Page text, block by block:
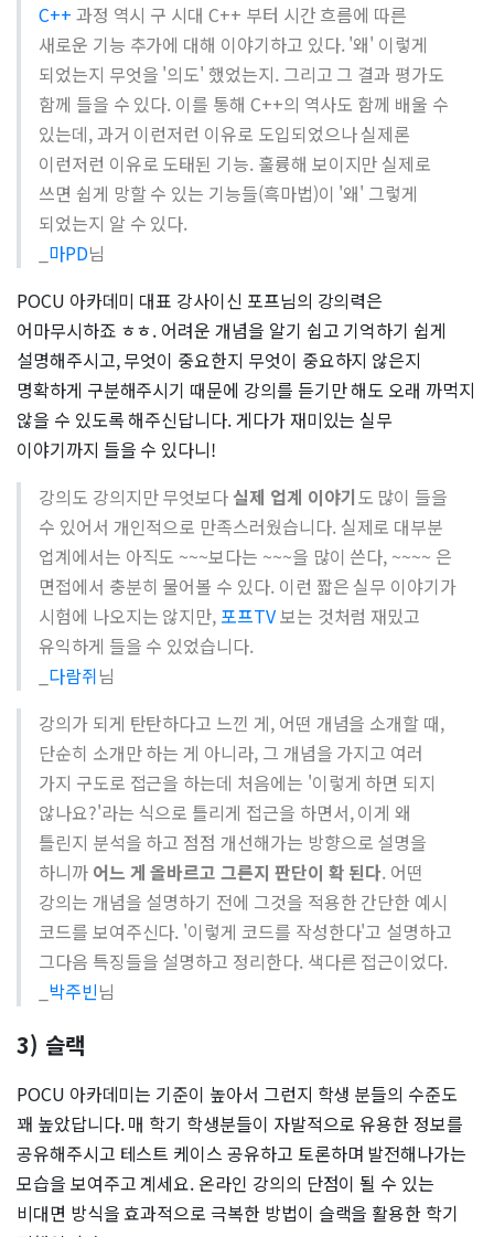
C++ 과정 역시 구 시대 C++ 부터 시간 흐름에 따른
새로운 기능 추가에 대해 이야기하고 있다. '왜' 이렇게
되었는지 무엇을 '의도' 했었는지. 그리고 그 결과 평가도
함께 들을 수 있다. 이를 통해 C++의 역사도 함께 배울 수
있는데, 과거 이런저런 이유로 도입되었으나 실제론
이런저런 이유로 도태된 기능. 훌륭해 보이지만 실제로
쓰면 쉽게 망할 수 있는 기능들(흑마법)이 '왜' 그렇게
되었는지 알 수 있다.
마PD님
POCU 아카데미 대표 강사이신 포프님의 강의력은
어마무시하죠 ㅎㅎ. 어려운 개념을 알기 쉽고 기억하기 쉽게
설명해주시고, 무엇이 중요한지 무엇이 중요하지 않은지
명확하게 구분해주시기 때문에 강의를 듣기만 해도 오래 까먹지
않을 수 있도록 해주신답니다. 게다가 재미있는 실무
이야기까지 들을 수 있다니!
강의도 강의지만 무엇보다 실제 업계 이야기도 많이 들을
수 있어서 개인적으로 만족스러웠습니다. 실제로 대부분
업계에서는 아직도 ~~~보다는 ~~~을 많이 쓴다, ~~~~ 은
면접에서 충분히 물어볼 수 있다. 이런 짧은 실무 이야기가
시험에 나오지는 않지만, 포프TV보는 것처럼 재밌고
유익하게 들을 수 있었습니다.
다람쥐님
강의가 되게 탄탄하다고 느낀 게, 어떤 개념을 소개할 때,
단순히 소개만 하는 게 아니라, 그 개념을 가지고 여러
가지 구도로 접근을 하는데 처음에는 '이렇게 하면 되지
않나요?'라는 식으로 틀리게 접근을 하면서, 이게 왜
틀린지 분석을 하고 점점 개선해가는 방향으로 설명을
하니까 어느 게 올바르고 그른지 판단이 확 된다. 어떤
강의는 개념을 설명하기 전에 그것을 적용한 간단한 예시
코드를 보여주신다. '이렇게 코드를 작성한다'고 설명하고
그다음 특징들을 설명하고 정리한다. 색다른 접근이었다.
박주빈님
3) 슬랙
POCU 아카데미는 기준이 높아서 그런지 학생 분들의 수준도
꽤 높았답니다. 매 학기 학생분들이 자발적으로 유용한 정보를
공유해주시고 테스트 케이스 공유하고 토론하며 발전해나가는
모습을 보여주고 계세요. 온라인 강의의 단점이 될 수 있는
비대면 방식을 효과적으로 극복한 방법이 슬랙을 활용한 학기